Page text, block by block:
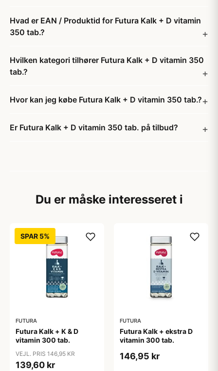
Hvad er EAN / Produktid for Futura Kalk + D vitamin
350 tab.?
Hvilken kategori tilhører Futura Kalk + D vitamin 350
tab.?
Hvor kan jeg købe Futura Kalk + D vitamin 350 tab.?
Er Futura Kalk + D vitamin 350 tab. på tilbud?
Du er måske interesseret i
SPAR 5%
FUTURA
Futura Kalk + K & D
vitamin 300 tab.
VEJL. PRIS 146,95 KR
139,60 kr
FUTURA
Futura Kalk + ekstra D
vitamin 300 tab.
146,95 kr